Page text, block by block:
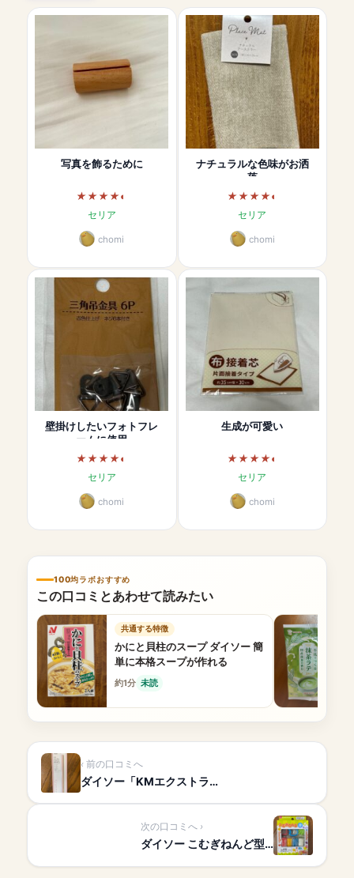
写真を飾るために
セリア
chomi
ナチュラルな色味がお洒
落
セリア
chomi
壁掛けしたいフォトフレ
ームに使用
セリア
chomi
生成が可愛い
セリア
chomi
100均ラボおすすめ
この口コミとあわせて読みたい
共通する特徴
かにと貝柱のスープ ダイソー 簡
単に本格スープが作れる
約1分 未読
前の口コミへ
ダイソー「KMエクストラ…
次の口コミへ
ダイソー こむぎねんど型…